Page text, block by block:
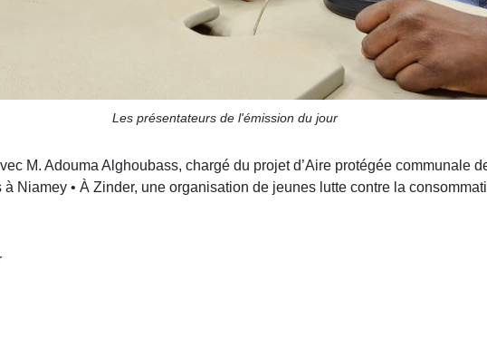
Les présentateurs de l'émission du jour
M. Adouma Alghoubass, chargé du projet d’Aire protégée communale
Niamey • À Zinder, une organisation de jeunes lutte contre la